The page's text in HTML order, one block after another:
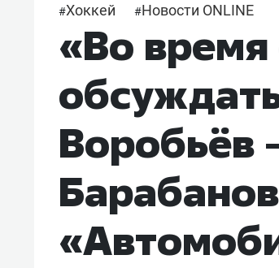
#Хоккей #Новости ONLINE
«Во время
Воробьёв